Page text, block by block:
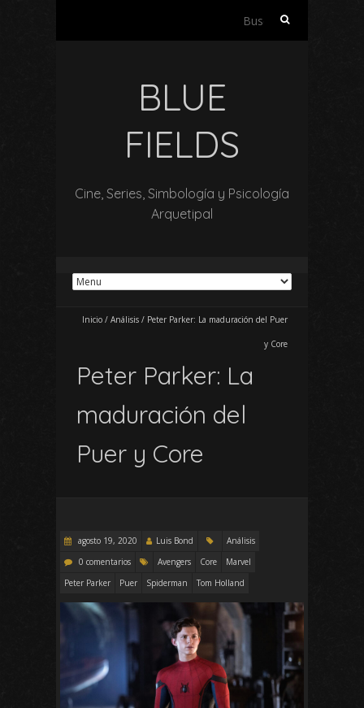
Buscar:
BLUE
FIELDS
Cine, Series, Simbología y Psicología
Arquetipal
Inicio / Análisis / Peter Parker: La maduración del Puer
y Core
Peter Parker: La
maduración del
Puer y Core
agosto 19, 2020 Luis Bond
Análisis
0 comentarios
Avengers Core
Marvel
Peter Parker
Puer Spiderman Tom Holland